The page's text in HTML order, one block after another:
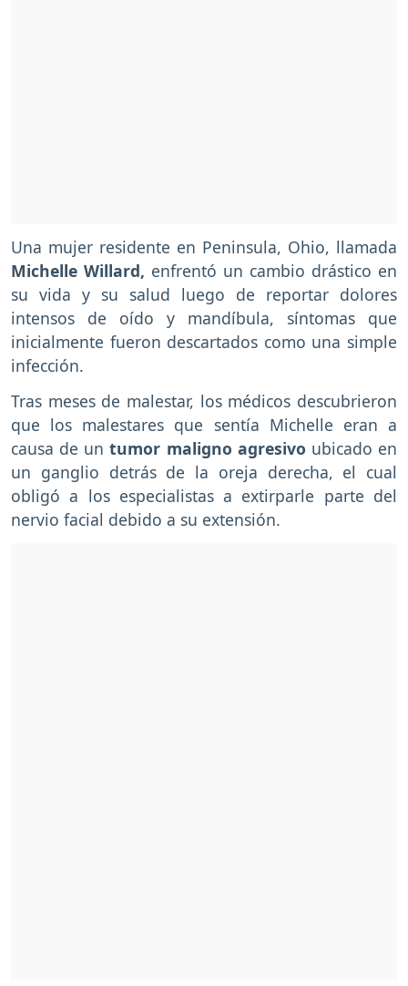
Una mujer residente en Peninsula, Ohio, llamada
Michelle Willard, enfrentó un cambio drástico en
su vida y su salud luego de reportar dolores
intensos de oído y mandíbula, síntomas que
inicialmente fueron descartados como una simple
infección.
Tras meses de malestar, los médicos descubrieron
que los malestares que sentía Michelle eran a
causa de untumor maligno agresivo ubicado en
un ganglio detrás de la oreja derecha, el cual
obligó a los especialistas a extirparle parte del
nervio facial debido a su extensión.